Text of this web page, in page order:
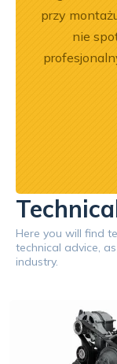
przy
nie
Here you will find
technical advice,
industry.